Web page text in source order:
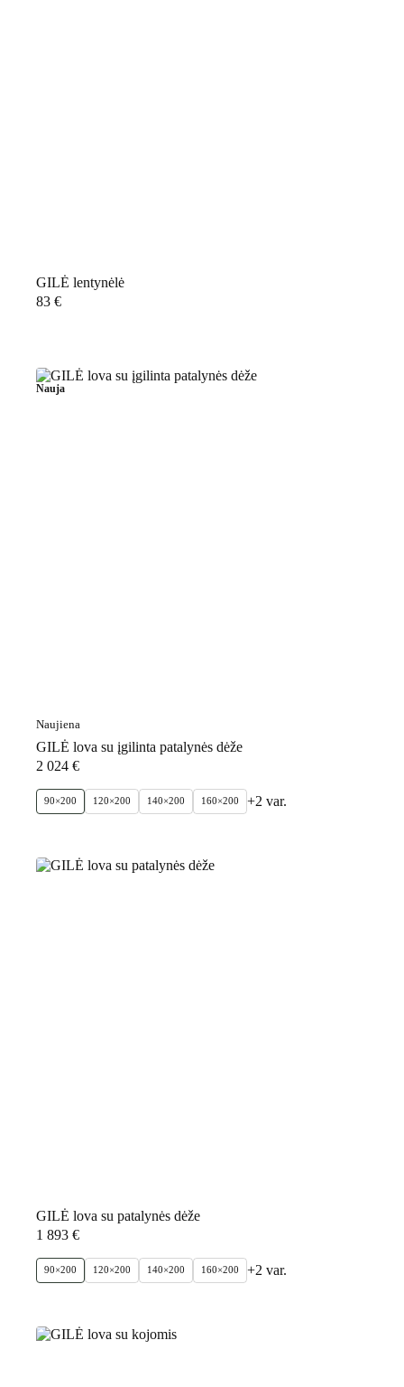
GILĖ lentynėlė
83 €
Nauja
Naujiena
GILĖ lova su įgilinta patalynės dėže
2 024 €
90×200 120×200 140×200 160×200 +2 var.
GILĖ lova su patalynės dėže
1 893 €
90×200 120×200 140×200 160×200 +2 var.